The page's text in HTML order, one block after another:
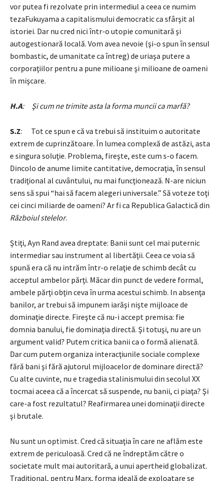
vor putea fi rezolvate prin intermediul a ceea ce numim
tezaFukuyama a capitalismului democratic ca sfârşit al
istoriei. Dar nu cred nici într-o utopie comunitară şi
autogestionară locală. Vom avea nevoie (şi-o spun în sensul
bombastic, de umanitate ca întreg) de uriaşa putere a
corporaţiilor pentru a pune milioane şi milioane de oameni
în mişcare.
H.A: Şi cum ne trimite asta la forma muncii ca marfă?
S.Z: Tot ce spun e că va trebui să instituim o autoritate
extrem de cuprinzătoare. În lumea complexă de astăzi, asta
e singura soluţie. Problema, fireşte, este cum s-o facem.
Dincolo de anume limite cantitative, democraţia, în sensul
tradiţional al cuvântului, nu mai funcţionează. N-are niciun
sens să spui “hai să facem alegeri universale.” Să voteze toţi
cei cinci miliarde de oameni? Ar fi ca Republica Galactică din
Războiul stelelor.
Ştiţi, Ayn Rand avea dreptate: Banii sunt cel mai puternic
intermediar sau instrument al libertăţii. Ceea ce voia să
spună era că nu intrăm într-o relaţie de schimb decât cu
acceptul ambelor părţi. Măcar din punct de vedere formal,
ambele părţi obţin ceva în urma acestui schimb. In absenţa
banilor, ar trebui să impunem iarăşi nişte mijloace de
dominaţie directe. Fireşte că nu-i accept premisa: fie
domnia banului, fie dominaţia directă. Şi totuşi, nu are un
argument valid? Putem critica banii ca o formă alienată.
Dar cum putem organiza interacţiunile sociale complexe
fără bani şi fără ajutorul mijloacelor de dominare directă?
Cu alte cuvinte, nu e tragedia stalinismului din secolul XX
tocmai aceea că a încercat să suspende, nu banii, ci piaţa? Şi
care-a fost rezultatul? Reafirmarea unei dominaţii directe
şi brutale.
Nu sunt un optimist. Cred că situaţia în care ne aflăm este
extrem de periculoasă. Cred că ne îndreptăm către o
societate mult mai autoritară, a unui apertheid globalizat.
Tradiţional, pentru Marx, forma ideală de exploatare se